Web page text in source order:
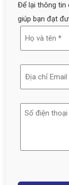
Để lại thông tin
giúp bạn đạt
tên
(Required)
email
(Required)
Số